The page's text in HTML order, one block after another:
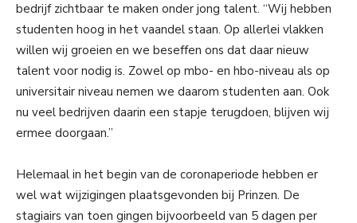
bedrijf zichtbaar te maken onder jong talent. “Wij hebben
studenten hoog in het vaandel staan. Op allerlei vlakken
willen wij groeien en we beseffen ons dat daar nieuw
talent voor nodig is. Zowel op mbo- en hbo-niveau als op
universitair niveau nemen we daarom studenten aan. Ook
nu veel bedrijven daarin een stapje terugdoen, blijven wij
ermee doorgaan.”
Helemaal in het begin van de coronaperiode hebben er
wel wat wijzigingen plaatsgevonden bij Prinzen. De
stagiairs van toen gingen bijvoorbeeld van 5 dagen per